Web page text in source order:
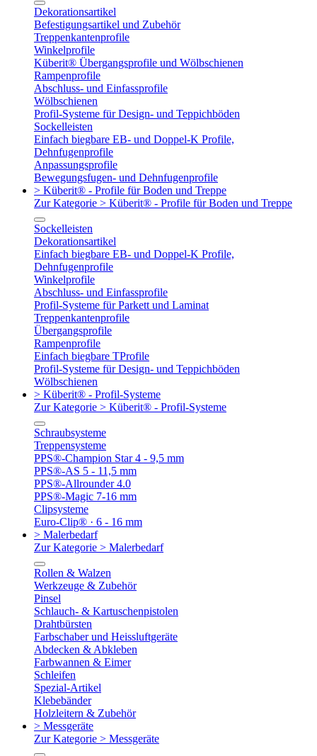
Dekorationsartikel
Befestigungsartikel und Zubehör
Treppenkantenprofile
Winkelprofile
Küberit® Übergangsprofile und Wölbschienen
Rampenprofile
Abschluss- und Einfassprofile
Wölbschienen
Profil-Systeme für Design- und Teppichböden
Sockelleisten
Einfach biegbare EB- und Doppel-K Profile,
Dehnfugenprofile
Anpassungsprofile
Bewegungsfugen- und Dehnfugenprofile
> Küberit® - Profile für Boden und Treppe
Zur Kategorie > Küberit® - Profile für Boden und Treppe
Sockelleisten
Dekorationsartikel
Einfach biegbare EB- und Doppel-K Profile,
Dehnfugenprofile
Winkelprofile
Abschluss- und Einfassprofile
Profil-Systeme für Parkett und Laminat
Treppenkantenprofile
Übergangsprofile
Rampenprofile
Einfach biegbare TProfile
Profil-Systeme für Design- und Teppichböden
Wölbschienen
> Küberit® - Profil-Systeme
Zur Kategorie > Küberit® - Profil-Systeme
Schraubsysteme
Treppensysteme
PPS®-Champion Star 4 - 9,5 mm
PPS®-AS 5 - 11,5 mm
PPS®-Allrounder 4.0
PPS®-Magic 7-16 mm
Clipsysteme
Euro-Clip® · 6 - 16 mm
> Malerbedarf
Zur Kategorie > Malerbedarf
Rollen & Walzen
Werkzeuge & Zubehör
Pinsel
Schlauch- & Kartuschenpistolen
Drahtbürsten
Farbschaber und Heissluftgeräte
Abdecken & Abkleben
Farbwannen & Eimer
Schleifen
Spezial-Artikel
Klebebänder
Holzleitern & Zubehör
> Messgeräte
Zur Kategorie > Messgeräte